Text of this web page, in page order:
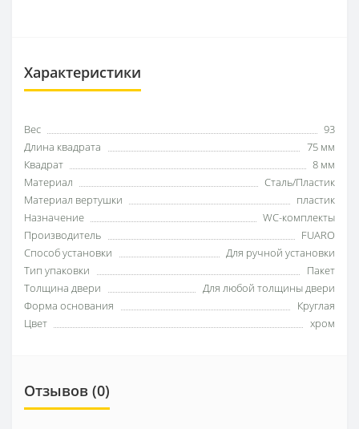
Характеристики
Вес
93
Длина квадрата
75 мм
Квадрат
8 мм
Материал
Сталь/Пластик
Материал вертушки
пластик
Назначение
WC-комплекты
Производитель
FUARO
Способ установки
Для ручной установки
Тип упаковки
Пакет
Толщина двери
Для любой толщины двери
Форма основания
Круглая
Цвет
хром
Отзывов (0)